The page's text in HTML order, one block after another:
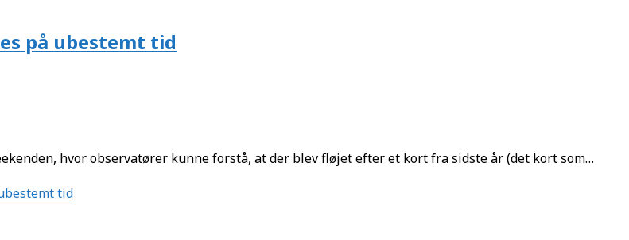
på ubestemt tid
hvor observatører kunne forstå, at der blev fløjet efter et kort fra sidste år (det kort som…
tid